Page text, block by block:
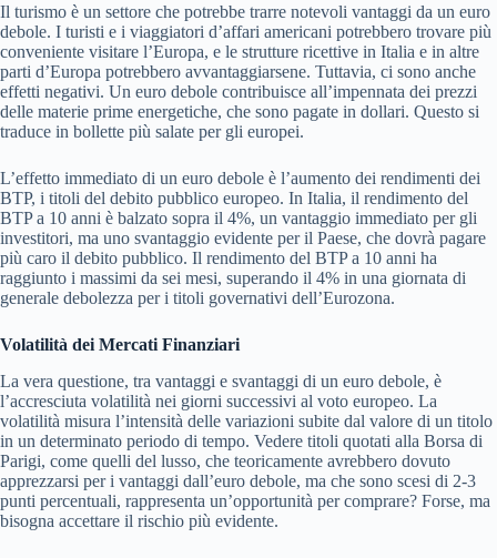
Il turismo è un settore che potrebbe trarre notevoli vantaggi da un euro
debole. I turisti e i viaggiatori d’affari americani potrebbero trovare più
conveniente visitare l’Europa, e le strutture ricettive in Italia e in altre
parti d’Europa potrebbero avvantaggiarsene. Tuttavia, ci sono anche
effetti negativi. Un euro debole contribuisce all’impennata dei prezzi
delle materie prime energetiche, che sono pagate in dollari. Questo si
traduce in bollette più salate per gli europei.
L’effetto immediato di un euro debole è l’aumento dei rendimenti dei
BTP, i titoli del debito pubblico europeo. In Italia, il rendimento del
BTP a 10 anni è balzato sopra il 4%, un vantaggio immediato per gli
investitori, ma uno svantaggio evidente per il Paese, che dovrà pagare
più caro il debito pubblico. Il rendimento del BTP a 10 anni ha
raggiunto i massimi da sei mesi, superando il 4% in una giornata di
generale debolezza per i titoli governativi dell’Eurozona.
Volatilità dei Mercati Finanziari
La vera questione, tra vantaggi e svantaggi di un euro debole, è
l’accresciuta volatilità nei giorni successivi al voto europeo. La
volatilità misura l’intensità delle variazioni subite dal valore di un titolo
in un determinato periodo di tempo. Vedere titoli quotati alla Borsa di
Parigi, come quelli del lusso, che teoricamente avrebbero dovuto
apprezzarsi per i vantaggi dall’euro debole, ma che sono scesi di 2-3
punti percentuali, rappresenta un’opportunità per comprare? Forse, ma
bisogna accettare il rischio più evidente.